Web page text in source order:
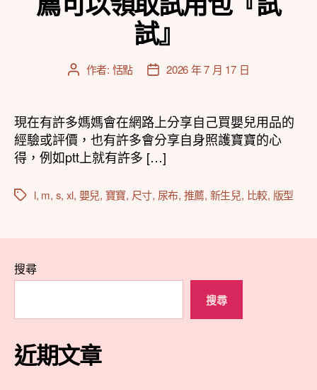
試』
文
者
作者: 恬點
文
佈
日
期
2026 年 7 月 17 日
現在有許多媽媽會在網路上分享自己買嬰兒用品的
經驗或評價，也有許多會分享自身照護寶寶的心
得，例如ptt上就有許多 […]
標
l, m, s, xl, 嬰兒, 寶寶, 尺寸, 尿布, 推薦, 新生兒, 比較, 版型
搜尋
搜尋
近期文章